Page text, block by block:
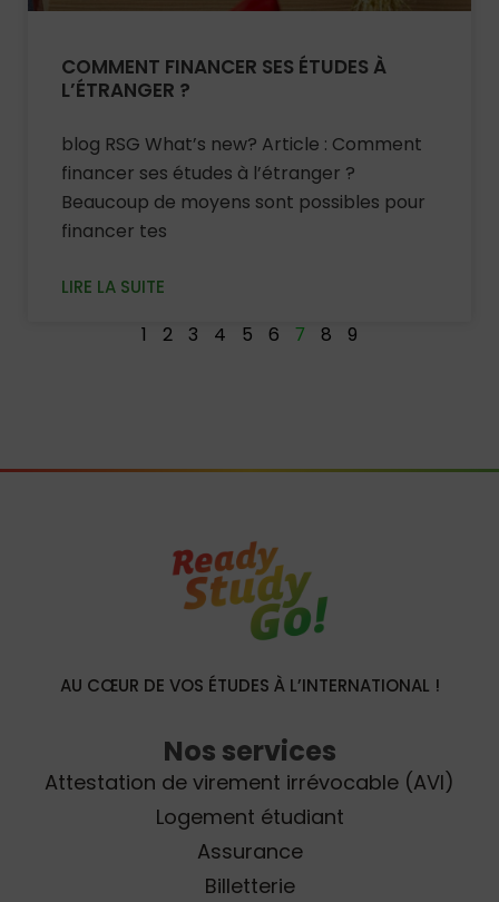
COMMENT FINANCER SES ÉTUDES À
L’ÉTRANGER ?
blog RSG What’s new? Article : Comment
financer ses études à l’étranger ?
Beaucoup de moyens sont possibles pour
financer tes
LIRE LA SUITE
1 2 3 4 5 6 7 8 9
AU CŒUR DE VOS ÉTUDES À L’INTERNATIONAL !
Nos services
Attestation de virement irrévocable (AVI)
Logement étudiant
Assurance
Billetterie